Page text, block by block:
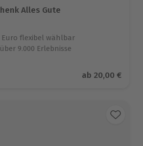
Alles Gute
Euro flexibel wählbar
9.000 Erlebnisse
Aktueller Preis
ab 20,00 €